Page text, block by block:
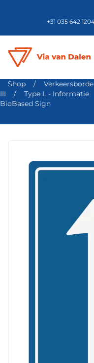
+31 035 642
Shop /
III
/ Type L - Informatie
BioBased Sign